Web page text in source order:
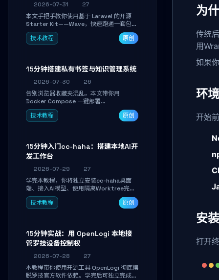
2026-07-31
27
本文手把手教你使用基于 Laravel 的开源
Starter Kit——Wave，快速跑通一套包含
用户认证、订阅计费、角色权限和后台管理
的完整 SaaS 骨架。附带 Stripe 测试支付
技术教程 原创
15分钟搭建私有书签与知识管理系统
2026-07-30
26
告别浏览器收藏夹混乱，本文带你用
Docker Compose 一键部署
Linkwarden。15 分钟完成私有书签系统搭
建，掌握网页快照归档、高亮批注、分类管
技术教程 原创
15分钟入门cc-haha：搭建本地AI开
发工作台
2026-07-29
27
学完本教程，你将独立安装cc-haha桌面
端、接入AI模型、使用隔离Worktree完成
真实开发任务，并通过Diff审阅面板安全落
地AI代码改写。告别终端黑盒操作，让AI在
技术教程 原创
15分钟实战：用 OpenLogi 本地接
管罗技设备控制权
2026-07-28
27
本教程带你使用开源工具 OpenLogi 彻底摆
脱罗技官方软件依赖。学完后可独立完成设
为
传统
用
如果
环
开始
安
打开